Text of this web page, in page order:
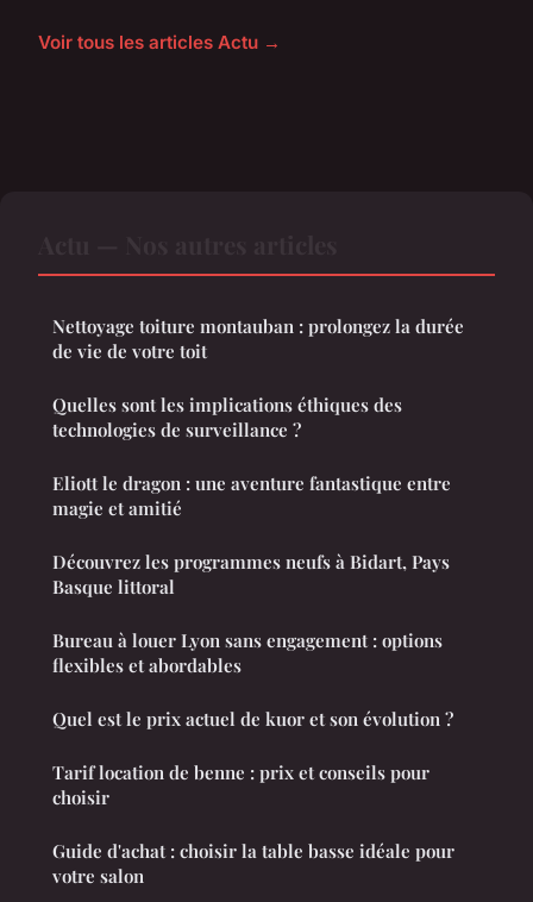
Voir tous les articles Actu →
Nettoyage toiture montauban : prolongez la durée
de vie de votre toit
Quelles sont les implications éthiques des
technologies de surveillance ?
Eliott le dragon : une aventure fantastique entre
magie et amitié
Découvrez les programmes neufs à Bidart, Pays
Basque littoral
Bureau à louer Lyon sans engagement : options
flexibles et abordables
Quel est le prix actuel de kuor et son évolution ?
Tarif location de benne : prix et conseils pour
choisir
Guide d'achat : choisir la table basse idéale pour
votre salon